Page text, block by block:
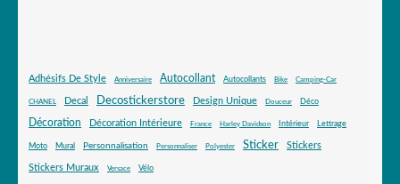
Adhésifs De Style Anniversaire Autocollant Autocollants Bike Camping-Car
CHANEL Decal Decostickerstore Design Unique Douceur Déco
Décoration Décoration Intérieure France Harley Davidson Intérieur Lettrage
Moto Mural Personnalisation Personnaliser Polyester Sticker Stickers
Stickers Muraux Versace Vélo